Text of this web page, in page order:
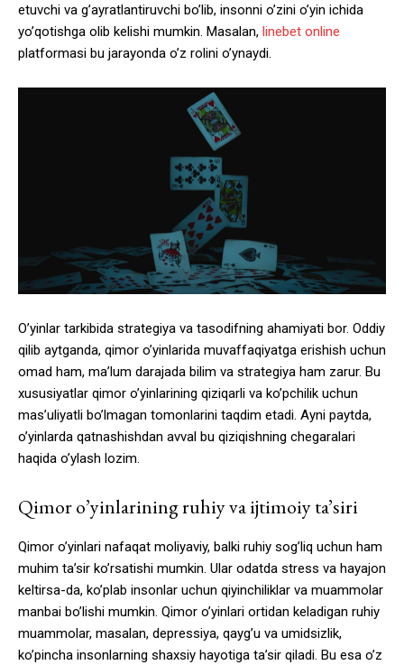
etuvchi va g’ayratlantiruvchi bo’lib, insonni o’zini o’yin ichida
yo’qotishga olib kelishi mumkin. Masalan, linebet online
platformasi bu jarayonda o’z rolini o’ynaydi.
O’yinlar tarkibida strategiya va tasodifning ahamiyati bor. Oddiy
qilib aytganda, qimor o’yinlarida muvaffaqiyatga erishish uchun
omad ham, ma’lum darajada bilim va strategiya ham zarur. Bu
xususiyatlar qimor o’yinlarining qiziqarli va ko’pchilik uchun
mas’uliyatli bo’lmagan tomonlarini taqdim etadi. Ayni paytda,
o’yinlarda qatnashishdan avval bu qiziqishning chegaralari
haqida o’ylash lozim.
Qimor o’yinlarining ruhiy va ijtimoiy ta’siri
Qimor o’yinlari nafaqat moliyaviy, balki ruhiy sog’liq uchun ham
muhim ta’sir ko’rsatishi mumkin. Ular odatda stress va hayajon
keltirsa-da, ko’plab insonlar uchun qiyinchiliklar va muammolar
manbai bo’lishi mumkin. Qimor o’yinlari ortidan keladigan ruhiy
muammolar, masalan, depressiya, qayg’u va umidsizlik,
ko’pincha insonlarning shaxsiy hayotiga ta’sir qiladi. Bu esa o’z